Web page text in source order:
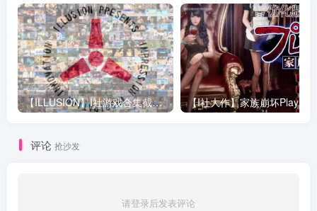
【ILLUSION】I社游戏合集截至2025 无修正汉化硬盘纯净版手慢无[微云/OD]
评论 抢沙发
请登录后发表评论